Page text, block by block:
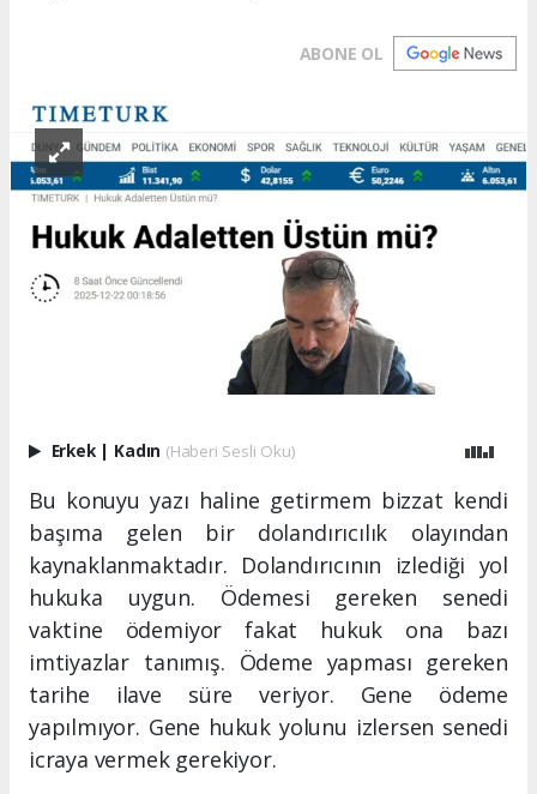
ABONE OL
Erkek | Kadın (Haberi Sesli Oku)
Bu konuyu yazı haline getirmem bizzat kendi
başıma gelen bir dolandırıcılık olayından
kaynaklanmaktadır. Dolandırıcının izlediği yol
hukuka uygun. Ödemesi gereken senedi
vaktine ödemiyor fakat hukuk ona bazı
imtiyazlar tanımış. Ödeme yapması gereken
tarihe ilave süre veriyor. Gene ödeme
yapılmıyor. Gene hukuk yolunu izlersen senedi
icraya vermek gerekiyor.